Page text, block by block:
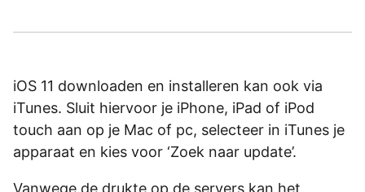
iOS 11 downloaden en installeren kan ook via
iTunes. Sluit hiervoor je iPhone, iPad of iPod
touch aan op je Mac of pc, selecteer in iTunes je
apparaat en kies voor ‘Zoek naar update’.
Vanwege de drukte op de servers kan het